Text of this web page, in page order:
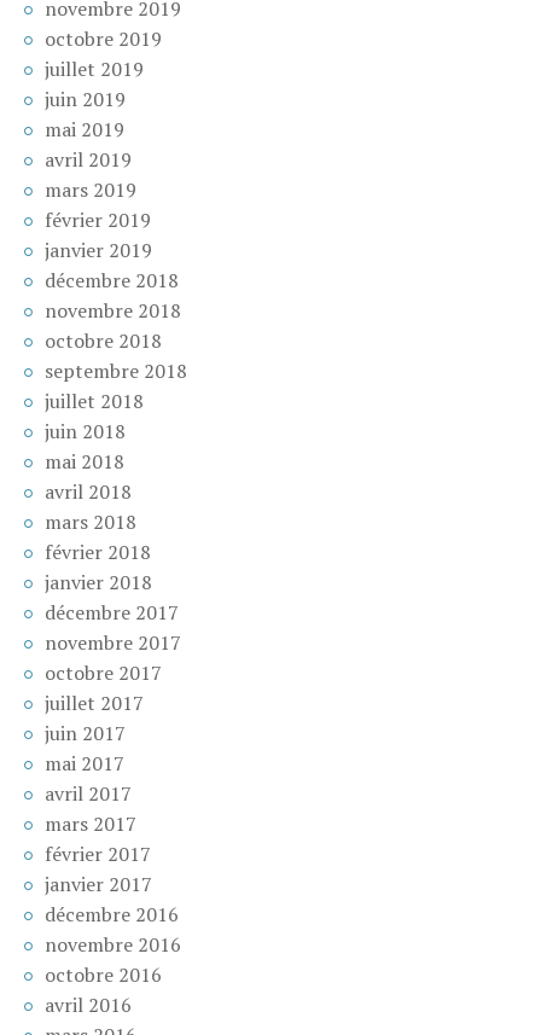
novembre 2019
octobre 2019
juillet 2019
juin 2019
mai 2019
avril 2019
mars 2019
février 2019
janvier 2019
décembre 2018
novembre 2018
octobre 2018
septembre 2018
juillet 2018
juin 2018
mai 2018
avril 2018
mars 2018
février 2018
janvier 2018
décembre 2017
novembre 2017
octobre 2017
juillet 2017
juin 2017
mai 2017
avril 2017
mars 2017
février 2017
janvier 2017
décembre 2016
novembre 2016
octobre 2016
avril 2016